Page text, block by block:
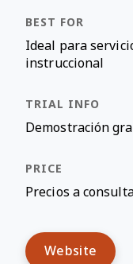
Ideal para
instruccional
Demostración
Precios a
Website